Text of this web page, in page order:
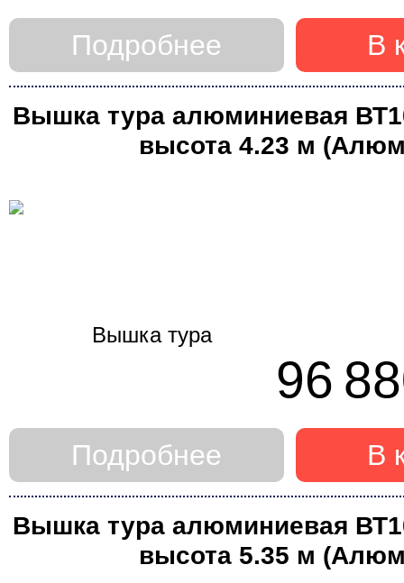
В
Подробнее
Вышка тура алюминиевая
высота 4.23 м
96
В
Подробнее
Вышка тура алюминиевая
высота 5.35 м